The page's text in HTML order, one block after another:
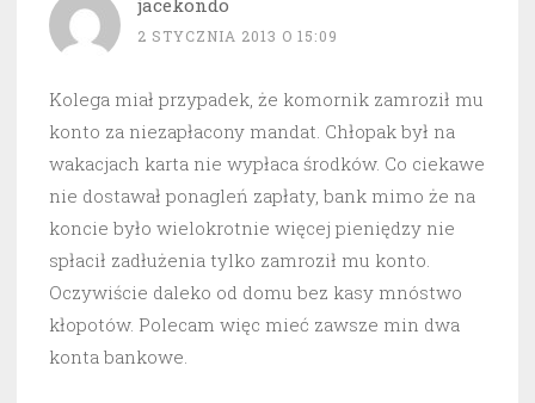
jacekondo
2 STYCZNIA 2013 O 15:09
Kolega miał przypadek, że komornik zamroził mu
konto za niezapłacony mandat. Chłopak był na
wakacjach karta nie wypłaca środków. Co ciekawe
nie dostawał ponagleń zapłaty, bank mimo że na
koncie było wielokrotnie więcej pieniędzy nie
spłacił zadłużenia tylko zamroził mu konto.
Oczywiście daleko od domu bez kasy mnóstwo
kłopotów. Polecam więc mieć zawsze min dwa
konta bankowe.